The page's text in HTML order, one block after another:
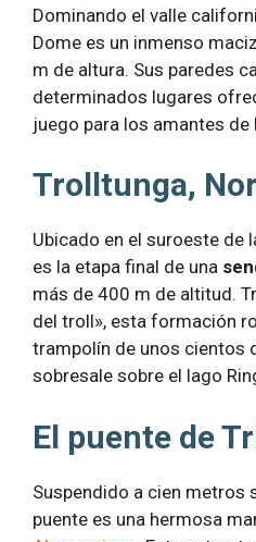
Dominando el valle
Dome es un inmenso
m de altura. Sus paredes
determinados lugares
juego para los amantes de
Trolltunga,
Ubicado en el suroeste de
es la etapa final de una
más de 400 m de altitud.
del troll», esta formación
trampolín de unos cientos
sobresale sobre el lago
El puente de
Suspendido a cien metros
puente es una hermosa